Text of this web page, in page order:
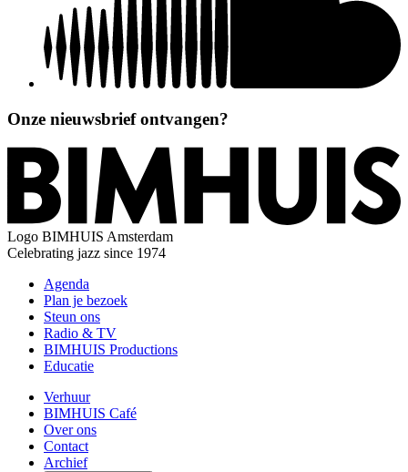
Onze nieuwsbrief ontvangen?
Logo BIMHUIS Amsterdam
Celebrating jazz since 1974
Agenda
Plan je bezoek
Steun ons
Radio & TV
BIMHUIS Productions
Educatie
Verhuur
BIMHUIS Café
Over ons
Contact
Archief